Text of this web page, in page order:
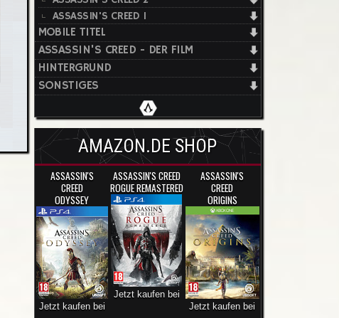
ASSASSIN'S CREED 1
MOBILE TITEL
ASSASSIN'S CREED - DER FILM
HINTERGRUND
SONSTIGES
AMAZON.DE SHOP
ASSASSIN'S
CREED
ODYSSEY
Jetzt kaufen bei
ASSASSIN'S CREED
ROGUE REMASTERED
Jetzt kaufen bei
ASSASSIN'S
CREED
ORIGINS
Jetzt kaufen bei